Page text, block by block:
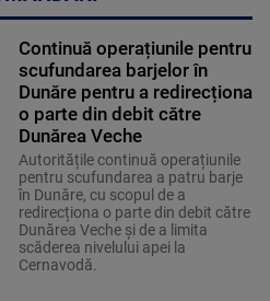
Continuă operațiunile pentru
scufundarea barjelor în
Dunăre pentru a redirecționa
o parte din debit către
Dunărea Veche
Autoritățile continuă operațiunile
pentru scufundarea a patru barje
în Dunăre, cu scopul de a
redirecționa o parte din debit către
Dunărea Veche și de a limita
scăderea nivelului apei la
Cernavodă.